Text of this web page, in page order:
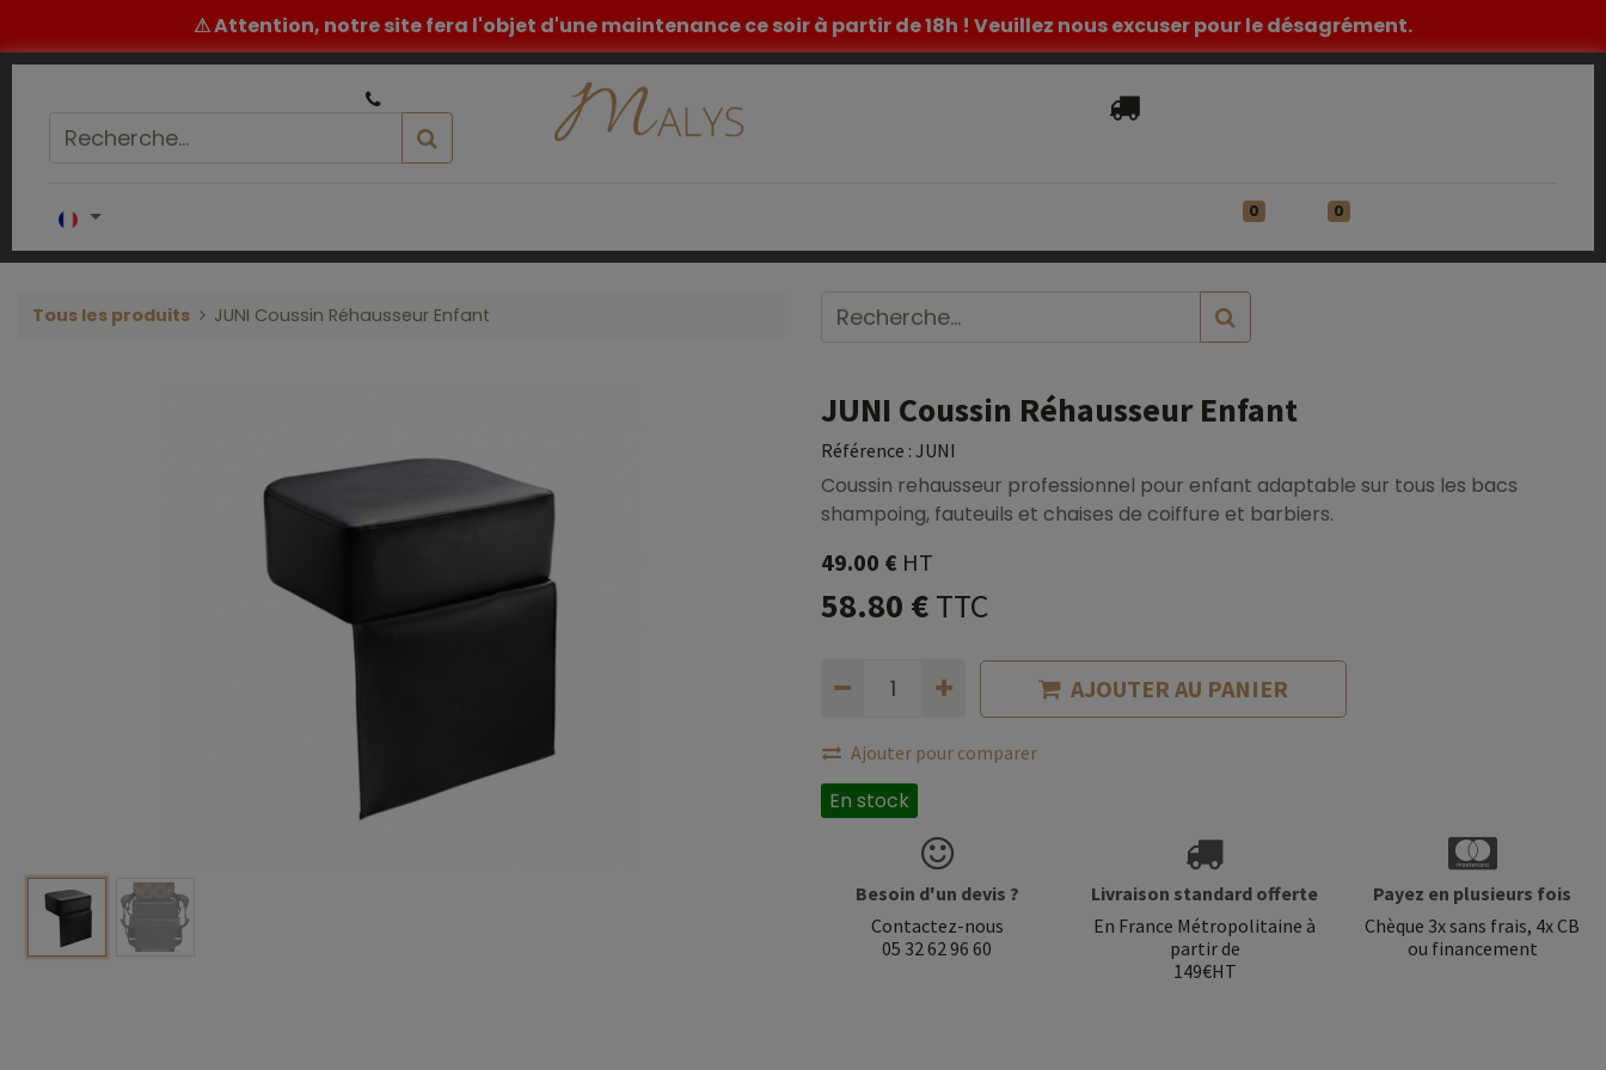
⚠ Attention, notre site fera l'objet d'une maintenance ce soir à partir de 18h ! Veuillez nous excuser pour le désagrément.
Un conseil ou un devis ? ​
0 0
Tous les produits JUNI Coussin Réhausseur Enfant
JUNI Coussin Réhausseur Enfant
Référence : JUNI
Coussin rehausseur professionnel pour enfant adaptable sur tous les bacs
shampoing, fauteuils et chaises de coiffure et barbiers.
49.00 € HT
58.80 €TTC
AJOUTER AU PANIER
Ajouter pour comparer
En stock
Besoin d'un devis ?
Contactez-nous
05 32 62 96 60
Livraison standard offerte
En France Métropolitaine à
partir de
149€HT
Payez en plusieurs fois
Chèque 3x sans frais, 4x CB
ou financement